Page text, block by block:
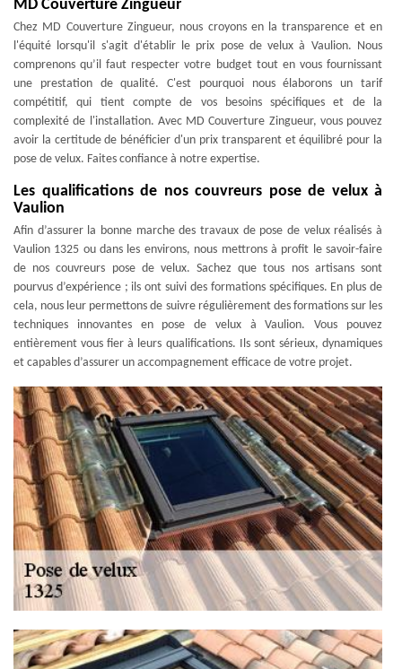
MD Couverture Zingueur
Chez MD Couverture Zingueur, nous croyons en la transparence et en
l'équité lorsqu'il s'agit d'établir le prix pose de velux à Vaulion. Nous
comprenons qu’il faut respecter votre budget tout en vous fournissant
une prestation de qualité. C'est pourquoi nous élaborons un tarif
compétitif, qui tient compte de vos besoins spécifiques et de la
complexité de l'installation. Avec MD Couverture Zingueur, vous pouvez
avoir la certitude de bénéficier d'un prix transparent et équilibré pour la
pose de velux. Faites confiance à notre expertise.
Les qualifications de nos couvreurs pose de velux à
Vaulion
Afin d’assurer la bonne marche des travaux de pose de velux réalisés à
Vaulion 1325 ou dans les environs, nous mettrons à profit le savoir-faire
de nos couvreurs pose de velux. Sachez que tous nos artisans sont
pourvus d’expérience ; ils ont suivi des formations spécifiques. En plus de
cela, nous leur permettons de suivre régulièrement des formations sur les
techniques innovantes en pose de velux à Vaulion. Vous pouvez
entièrement vous fier à leurs qualifications. Ils sont sérieux, dynamiques
et capables d’assurer un accompagnement efficace de votre projet.